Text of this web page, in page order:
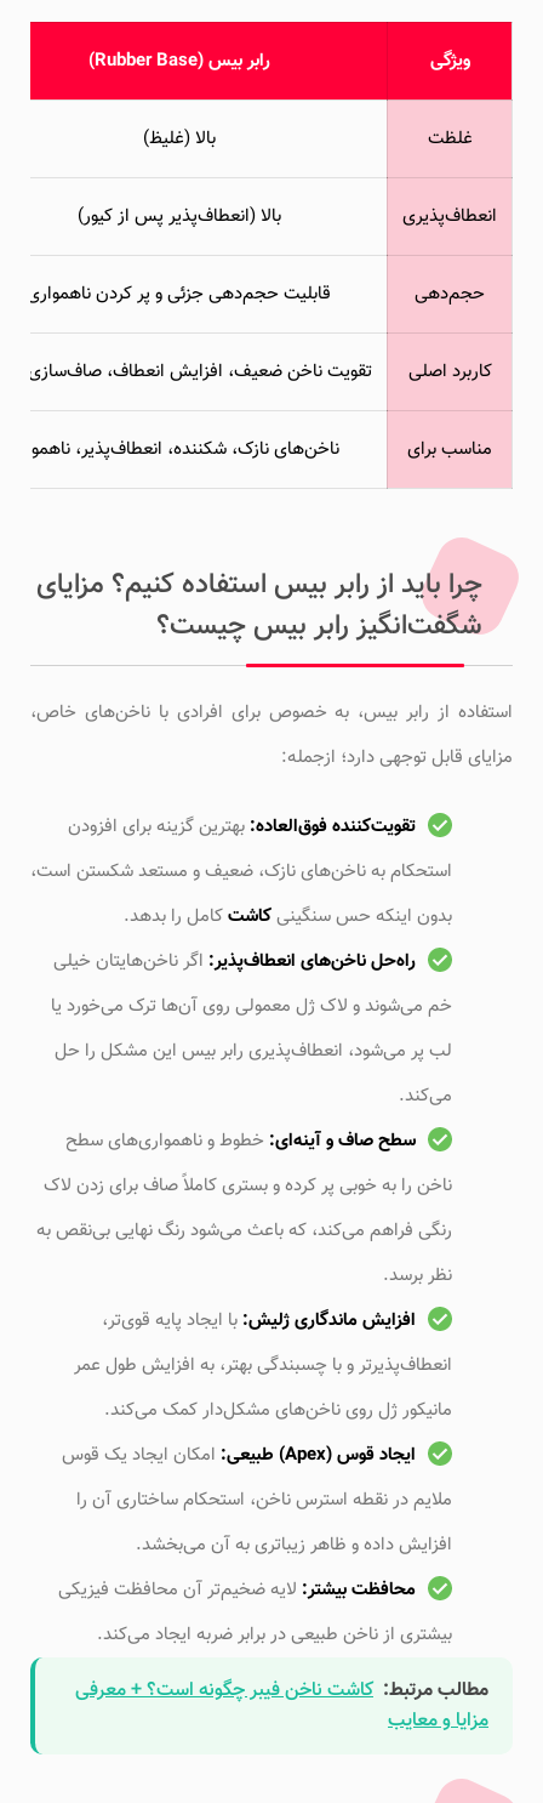
ویژگی رابر بیس (Rubber Base)
غلظت بالا (غلیظ)
انعطاف‌پذیری بالا (انعطاف‌پذیر پس از کیور)
حجم‌دهی قابلیت حجم‌دهی جزئی و پر کردن ناهمواری
کاربرد اصلی تقویت ناخن ضعیف، افزایش انعطاف، صاف‌سازی
مناسب برای ناخن‌های نازک، شکننده، انعطاف‌پذیر، ناهموار
چرا باید از رابر بیس استفاده کنیم؟ مزایای
شگفت‌انگیز رابر بیس چیست؟
استفاده از رابر بیس، به خصوص برای افرادی با ناخن‌های خاص،
مزایای قابل توجهی دارد؛ ازجمله:
تقویت‌کننده فوق‌العاده: بهترین گزینه برای افزودن
استحکام به ناخن‌های نازک، ضعیف و مستعد شکستن است،
بدون اینکه حس سنگینیکاشتکامل را بدهد.
راه‌حل ناخن‌های انعطاف‌پذیر: اگر ناخن‌هایتان خیلی
خم می‌شوند و لاک ژل معمولی روی آن‌ها ترک می‌خورد یا
لب پر می‌شود، انعطاف‌پذیری رابر بیس این مشکل را حل
می‌کند.
سطح صاف و آینه‌ای: خطوط و ناهمواری‌های سطح
ناخن را به خوبی پر کرده و بستری کاملاً صاف برای زدن لاک
رنگی فراهم می‌کند، که باعث می‌شود رنگ نهایی بی‌نقص به
نظر برسد.
افزایش ماندگاری ژلیش: با ایجاد پایه قوی‌تر،
انعطاف‌پذیرتر و با چسبندگی بهتر، به افزایش طول عمر
مانیکور ژل روی ناخن‌های مشکل‌دار کمک می‌کند.
ایجاد قوس (Apex) طبیعی:
امکان ایجاد یک قوس
ملایم در نقطه استرس ناخن، استحکام ساختاری آن را
افزایش داده و ظاهر زیباتری به آن می‌بخشد.
محافظت بیشتر: لایه ضخیم‌تر آن محافظت فیزیکی
بیشتری از ناخن طبیعی در برابر ضربه ایجاد می‌کند.
مطالب مرتبط: کاشت ناخن فیبر چگونه است؟ + معرفی
مزایا و معایب